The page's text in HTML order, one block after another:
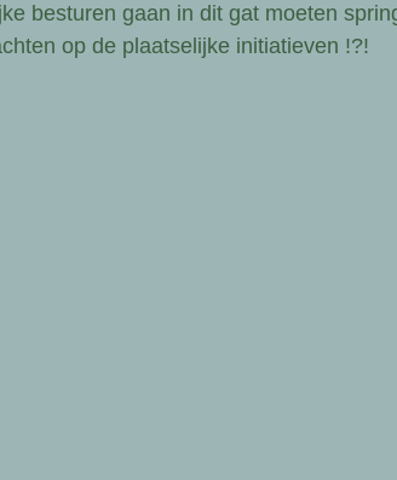
besturen gaan in dit gat moeten
op de plaatselijke initiatieven !?!